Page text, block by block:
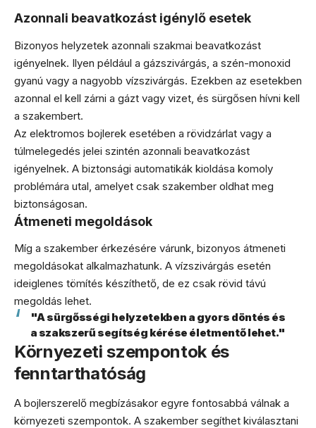
Azonnali beavatkozást igénylő esetek
Bizonyos helyzetek azonnali szakmai beavatkozást
igényelnek. Ilyen például a gázszivárgás, a szén-monoxid
gyanú vagy a nagyobb vízszivárgás. Ezekben az esetekben
azonnal el kell zárni a gázt vagy vizet, és sürgősen hívni kell
a szakembert.
Az elektromos bojlerek esetében a rövidzárlat vagy a
túlmelegedés jelei szintén azonnali beavatkozást
igényelnek. A biztonsági automatikák kioldása komoly
problémára utal, amelyet csak szakember oldhat meg
biztonságosan.
Átmeneti megoldások
Míg a szakember érkezésére várunk, bizonyos átmeneti
megoldásokat alkalmazhatunk. A vízszivárgás esetén
ideiglenes tömítés készíthető, de ez csak rövid távú
megoldás lehet.
"A sürgősségi helyzetekben a gyors döntés és
a szakszerű segítség kérése életmentő lehet."
Környezeti szempontok és
fenntarthatóság
A bojlerszerelő megbízásakor egyre fontosabbá válnak a
környezeti szempontok. A szakember segíthet kiválasztani